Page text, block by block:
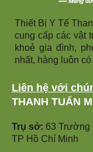
Thiết Bị Y Tế
cung cấp các vật
khoẻ gia đình,
nhất, hàng luôn có
Liên hệ với
THANH TUẤN
Trụ sở: 63 Trường
TP Hồ Chí Minh